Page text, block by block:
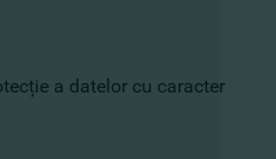
a datelor cu caracter